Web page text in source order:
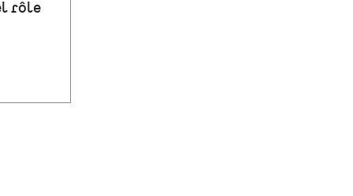
rôle